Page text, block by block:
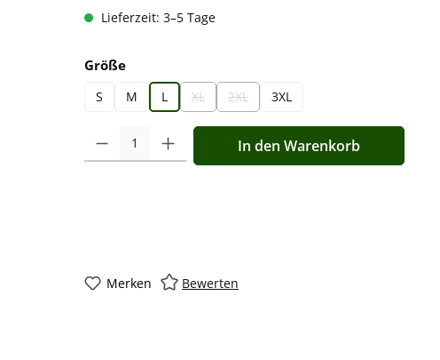
Lieferzeit: 3–5 Tage
Größeauswählen
S M L XL
(Diese Option ist zurzeit nicht verfügbar.)
2XL
(Diese Option ist zurzeit nicht verfügbar.)
3XL
Produkt Anzahl: Gib den gewünschten Wert ein oder
In den Warenkorb
Merken Bewerten